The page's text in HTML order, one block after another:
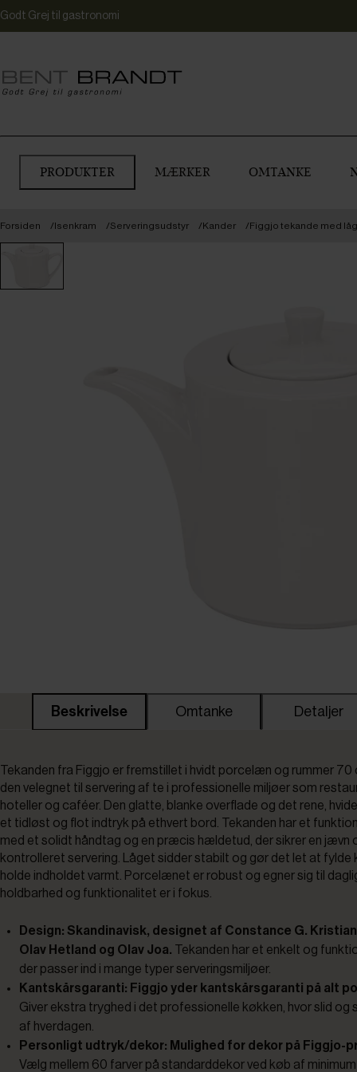
Godt Grej til gastronomi
PRODUKTER MÆRKER OMTANKE
Forsiden Isenkram Serveringsudstyr Kander Figgjo tekande med
Beskrivelse Omtanke Detaljer
Tekanden fra Figgjo er fremstillet i hvidt porcelæn og rummer 70
den velegnet til servering af te i professionelle miljøer som
hoteller og caféer. Den glatte, blanke overflade og det rene,
et tidløst og flot indtryk på ethvert bord. Tekanden har et
med et solidt håndtag og en præcis hældetud, der sikrer en jævn
kontrolleret servering. Låget sidder stabilt og gør det let at fylde
holde indholdet varmt. Porcelænet er robust og egner sig til
holdbarhed og funktionalitet er i fokus.
Design: Skandinavisk, designet af Constance G.
Olav Hetland og Olav Joa. Tekanden har et enkelt og
der passer ind i mange typer serveringsmiljøer.
Kantskårsgaranti: Figgjo yder kantskårsgaranti på alt
Giver ekstra tryghed i det professionelle køkken, hvor slid og
af hverdagen.
Personligt udtryk/dekor: Mulighed for dekor på Figgjo-
Vælg mellem 60 farver på standarddekor ved køb af minimum